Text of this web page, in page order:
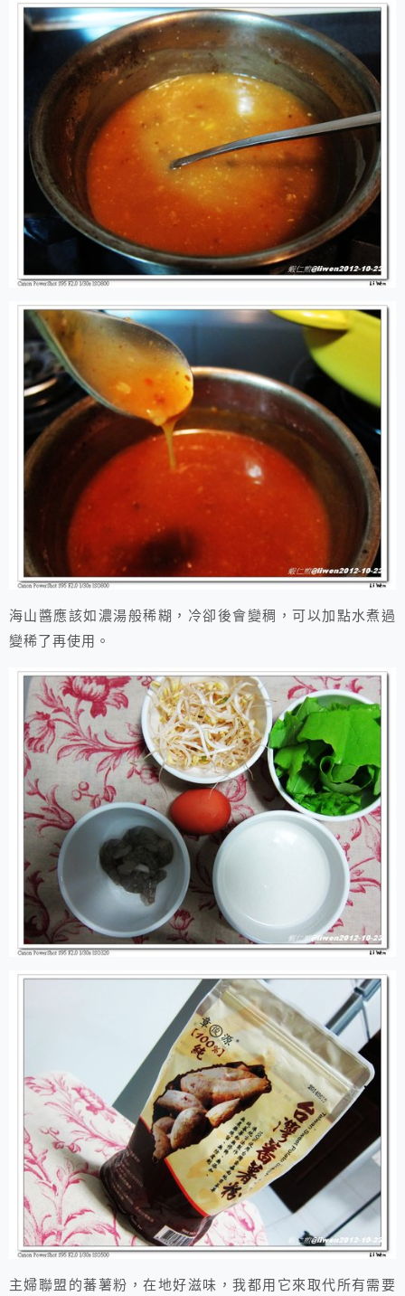
海山醬應該如濃湯般稀糊，冷卻後會變稠，可以加點水煮過
變稀了再使用。
主婦聯盟的蕃薯粉，在地好滋味，我都用它來取代所有需要